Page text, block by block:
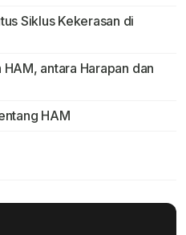
Siklus Kekerasan di
antara Harapan dan
HAM